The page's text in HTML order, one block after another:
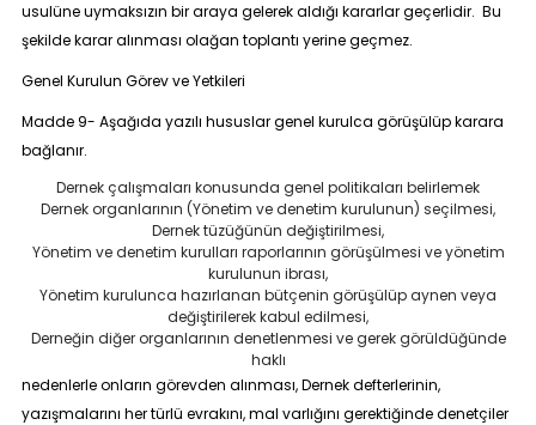
usulüne uymaksızın bir araya gelerek aldığı kararlar geçerlidir. Bu
şekilde karar alınması olağan toplantı yerine geçmez.
Genel Kurulun Görev ve Yetkileri
Madde 9- Aşağıda yazılı hususlar genel kurulca görüşülüp karara
bağlanır.
Dernek çalışmaları konusunda genel politikaları belirlemek
Dernek organlarının (Yönetim ve denetim kurulunun) seçilmesi,
Dernek tüzüğünün değiştirilmesi,
Yönetim ve denetim kurulları raporlarının görüşülmesi ve yönetim
kurulunun ibrası,
Yönetim kurulunca hazırlanan bütçenin görüşülüp aynen veya
değiştirilerek kabul edilmesi,
Derneğin diğer organlarının denetlenmesi ve gerek görüldüğünde
haklı
nedenlerle onların görevden alınması, Dernek defterlerinin,
yazışmalarını her türlü evrakını, mal varlığını gerektiğinde denetçiler